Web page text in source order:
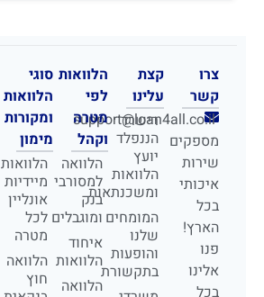
צרו
קשר
support@loan4all.co.il
מספקים
שירות
איכותי
בכל
הארץ!
פנו
אלינו
קצת
עלינו
רישרד
הננפלד
יועץ
הלוואות
ומשכנתאות
המומחים
שלנו
והופעות
בתקשורת
הלוואות
לפי
מטרה
וקהל
הלוואה
למסורבי
בנק
ומוגבלים
איחוד
הלוואות
הלוואה
סוגי
הלוואות
ומקורות
מימון
הלוואות
מיידיות
אונליין
לכל
מטרה
הלוואה
חוץ